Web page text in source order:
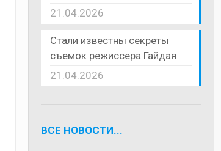
21.04.2026
Стали известны секреты
съемок режиссера Гайдая
21.04.2026
ВСЕ НОВОСТИ...